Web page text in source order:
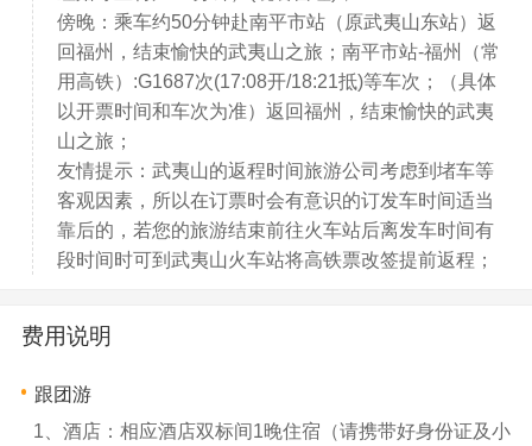
傍晚：乘车约50分钟赴南平市站（原武夷山东站）返
回福州，结束愉快的武夷山之旅；南平市站-福州（常
用高铁）:G1687次(17:08开/18:21抵)等车次；（具体
以开票时间和车次为准）返回福州，结束愉快的武夷
山之旅；
友情提示：武夷山的返程时间旅游公司考虑到堵车等
客观因素，所以在订票时会有意识的订发车时间适当
靠后的，若您的旅游结束前往火车站后离发车时间有
段时间时可到武夷山火车站将高铁票改签提前返程；
费用说明
跟团游
1、酒店：相应酒店双标间1晚住宿（请携带好身份证及小